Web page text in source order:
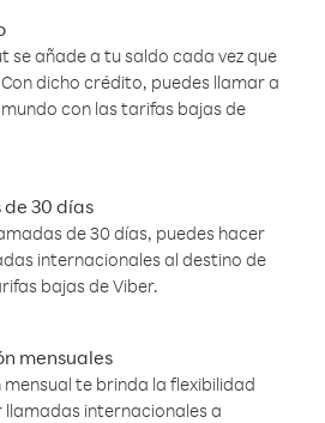
se añade a tu saldo cada vez que
dicho crédito, puedes llamar a
con las tarifas bajas de
30 días
de 30 días, puedes hacer
internacionales al destino de
bajas de Viber.
mensuales
te brinda la flexibilidad
internacionales a